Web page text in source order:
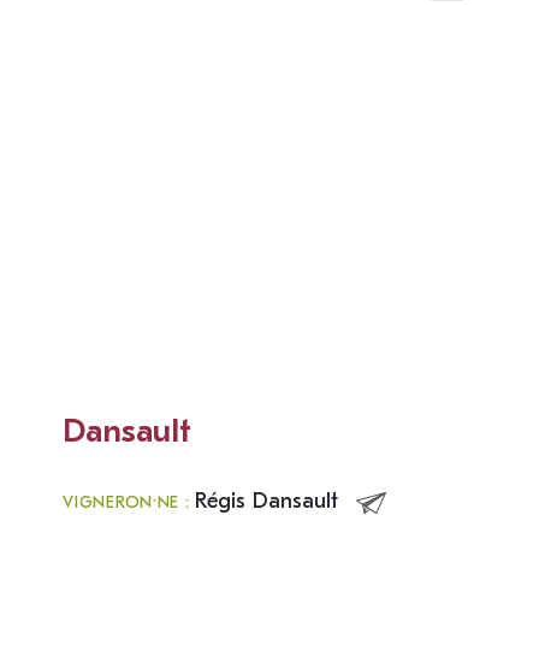
Dansault
VIGNERON·NE : Régis Dansault